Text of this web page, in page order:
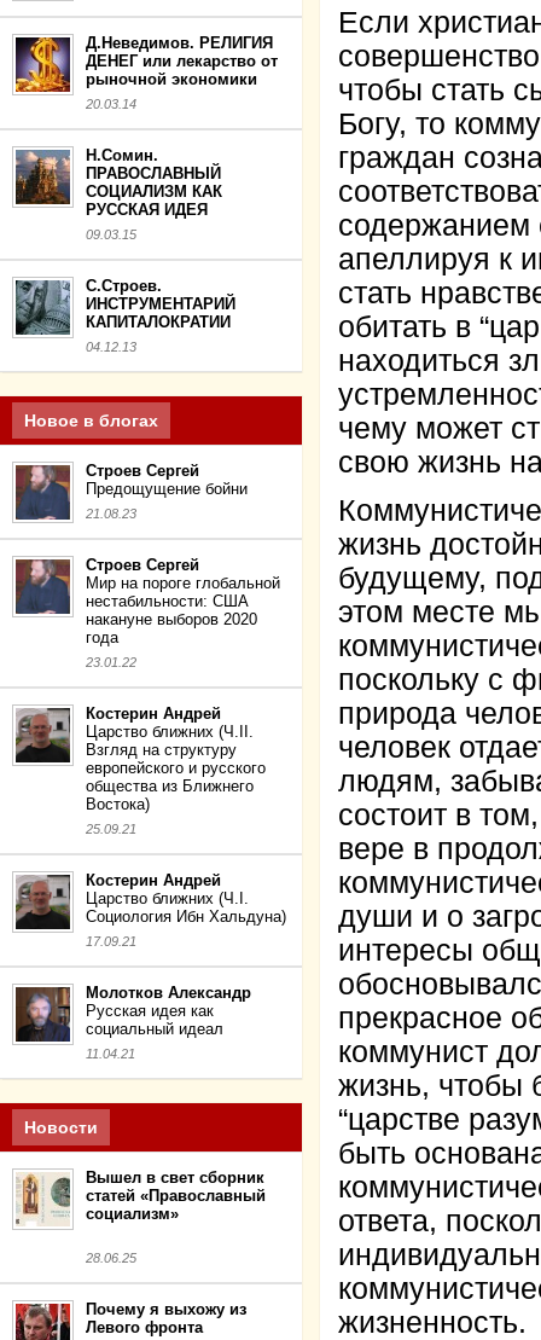
Д.Неведимов. РЕЛИГИЯ
ДЕНЕГ или лекарство от
рыночной экономики
20.03.14
Н.Сомин.
ПРАВОСЛАВНЫЙ
СОЦИАЛИЗМ КАК
РУССКАЯ ИДЕЯ
09.03.15
С.Строев.
ИНСТРУМЕНТАРИЙ
КАПИТАЛОКРАТИИ
04.12.13
Новое в блогах
Строев Сергей
Предощущение бойни
21.08.23
Строев Сергей
Мир на пороге глобальной
нестабильности: США
накануне выборов 2020
года
23.01.22
Костерин Андрей
Царство ближних (Ч.II.
Взгляд на структуру
европейского и русского
общества из Ближнего
Востока)
25.09.21
Костерин Андрей
Царство ближних (Ч.I.
Социология Ибн Хальдуна)
17.09.21
Молотков Александр
Русская идея как
социальный идеал
11.04.21
Новости
Вышел в свет сборник
статей «Православный
социализм»
28.06.25
Почему я выхожу из
Левого фронта
Если
чтобы стать
Богу, то
граждан
содержанием
апеллируя к
стать
обитать в
находиться
чему может
свою жизнь
жизнь
будущему,
этом месте
поскольку с
природа
человек
людям,
состоит в
вере в
души и о
интересы
прекрасное
коммунист
жизнь, чтобы
“царстве
быть
ответа,
жизненность.